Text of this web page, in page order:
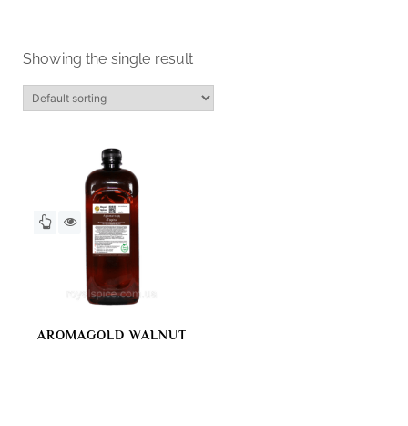
Showing the single result
AROMAGOLD WALNUT